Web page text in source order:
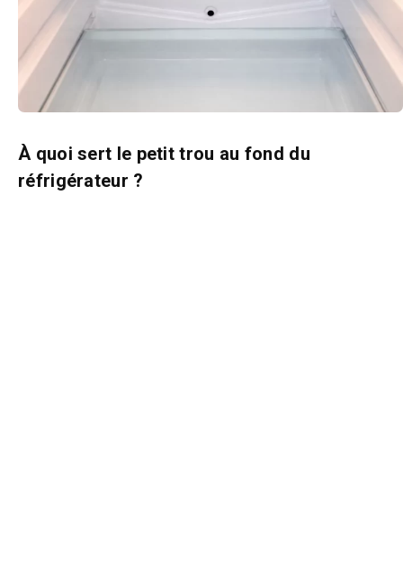
À quoi sert le petit trou au fond du
réfrigérateur ?